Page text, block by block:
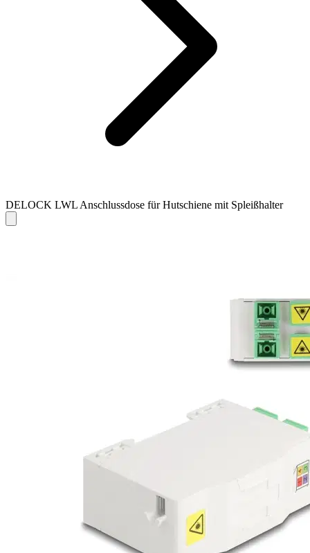
DELOCK LWL Anschlussdose für Hutschiene mit Spleißhalter